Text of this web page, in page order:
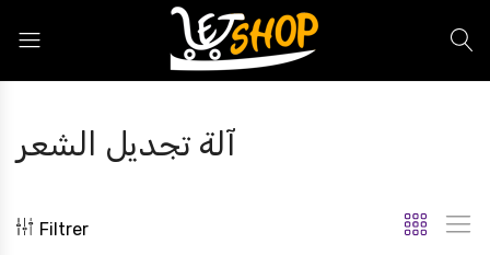
آلة تجديل الشعر
Filtrer